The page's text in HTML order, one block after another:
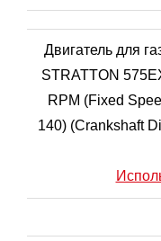
Двигатель для
STRATTON
RPM (Fixed
140) (Crankshaft